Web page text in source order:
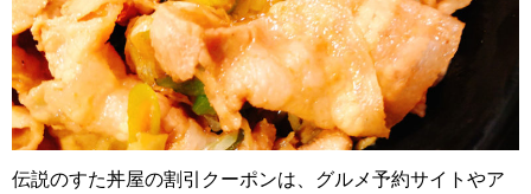
伝説のすた丼屋の割引クーポンは、グルメ予約サイトやア